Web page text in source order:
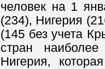
человек на 1
(234), Нигерия
(145 без учета
стран
Нигерия,